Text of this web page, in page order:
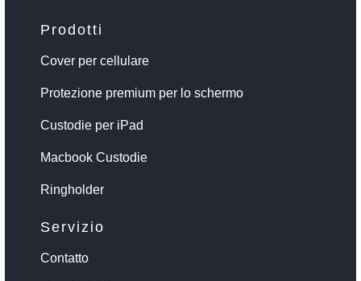
Prodotti
Cover per cellulare
Protezione premium per lo schermo
Custodie per iPad
Macbook Custodie
Ringholder
Servizio
Contatto